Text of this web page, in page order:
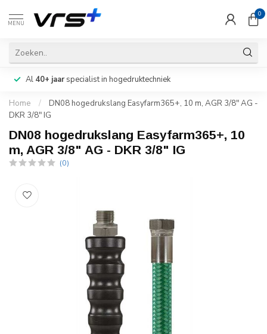
MENU
0
Al 40+ jaarspecialist in hogedruktechniek
Home /
DN08 hogedrukslang Easyfarm365+, 10 m, AGR 3/8" AG -
DKR 3/8" IG
DN08 hogedrukslang Easyfarm365+, 10
m, AGR 3/8" AG - DKR 3/8" IG
(0)